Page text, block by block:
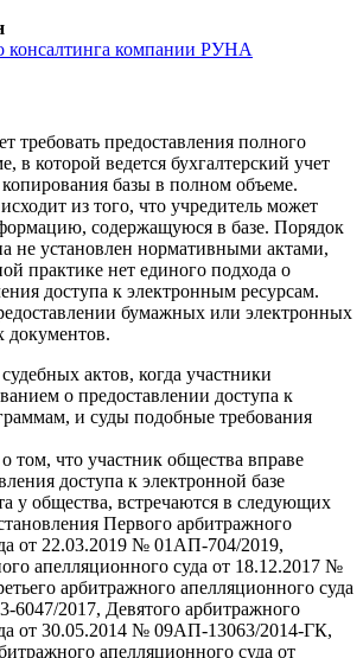
консалтинга компании РУНА
требовать предоставления полного
в которой ведется бухгалтерский учет
базы в полном объеме.
из того, что учредитель может
содержащуюся в базе. Порядок
не установлен нормативными актами,
практике нет единого подхода о
доступа к электронным ресурсам.
бумажных или электронных
документов.
актов, когда участники
о предоставлении доступа к
и суды подобные требования
что участник общества вправе
доступа к электронной базе
у общества, встречаются в следующих
Первого арбитражного
от 22.03.2019 № 01АП-704/2019,
апелляционного суда от 18.12.2017 №
арбитражного апелляционного суда
6047/2017, Девятого арбитражного
от 30.05.2014 № 09АП-13063/2014-ГК,
апелляционного суда от